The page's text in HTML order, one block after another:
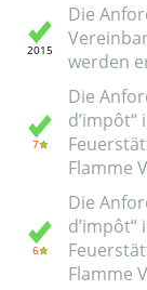
Die
werden
Die
Flamme
Die
Flamme